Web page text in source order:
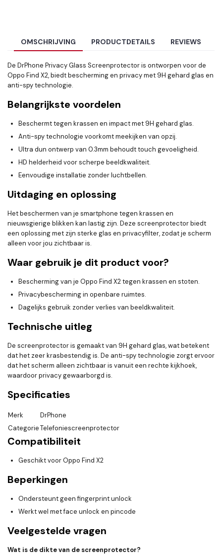
OMSCHRIJVING PRODUCTDETAILS REVIEWS
De DrPhone Privacy Glass Screenprotector is ontworpen voor de
Oppo Find X2, biedt bescherming en privacy met 9H gehard glas en
anti-spy technologie.
Belangrijkste voordelen
Beschermt tegen krassen en impact met 9H gehard glas.
Anti-spy technologie voorkomt meekijken van opzij.
Ultra dun ontwerp van 0.3mm behoudt touch gevoeligheid.
HD helderheid voor scherpe beeldkwaliteit.
Eenvoudige installatie zonder luchtbellen.
Uitdaging en oplossing
Het beschermen van je smartphone tegen krassen en
nieuwsgierige blikken kan lastig zijn. Deze screenprotector biedt
een oplossing met zijn sterke glas en privacyfilter, zodat je scherm
alleen voor jou zichtbaar is.
Waar gebruik je dit product voor?
Bescherming van je Oppo Find X2 tegen krassen en stoten.
Privacybescherming in openbare ruimtes.
Dagelijks gebruik zonder verlies van beeldkwaliteit.
Technische uitleg
De screenprotector is gemaakt van 9H gehard glas, wat betekent
dat het zeer krasbestendig is. De anti-spy technologie zorgt ervoor
dat het scherm alleen zichtbaar is vanuit een rechte kijkhoek,
waardoor privacy gewaarborgd is.
Specificaties
Merk
DrPhone
CategorieTelefoniescreenprotector
Compatibiliteit
Geschikt voor Oppo Find X2
Beperkingen
Ondersteunt geen fingerprint unlock
Werkt wel met face unlock en pincode
Veelgestelde vragen
Wat is de dikte van de screenprotector?